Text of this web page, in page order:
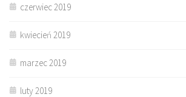
czerwiec 2019
kwiecień 2019
marzec 2019
luty 2019